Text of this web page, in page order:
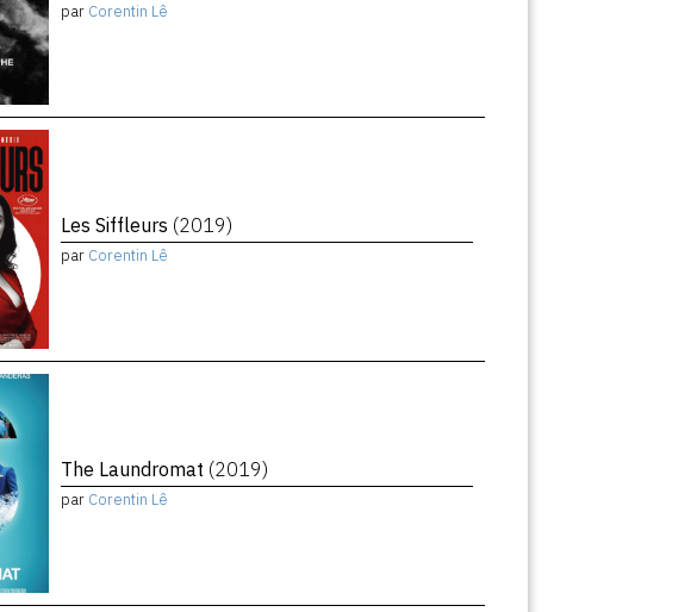
par Corentin Lê
Les Siffleurs (2019)
par Corentin Lê
The Laundromat (2019)
par Corentin Lê